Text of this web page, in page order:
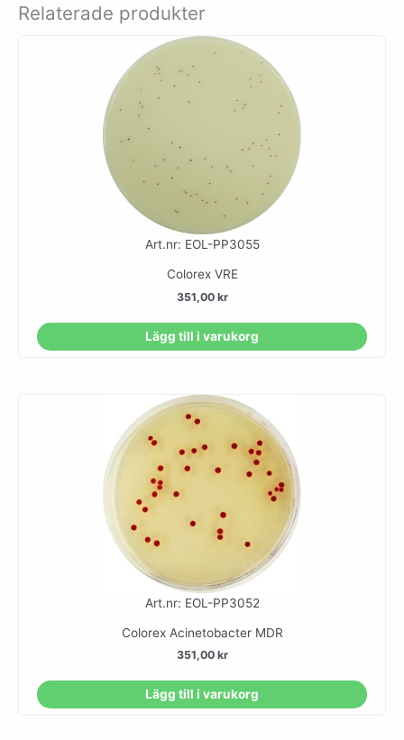
Relaterade produkter
Art.nr: EOL-PP3055
Colorex VRE
351,00 kr
Lägg till i varukorg
Art.nr: EOL-PP3052
Colorex Acinetobacter MDR
351,00 kr
Lägg till i varukorg